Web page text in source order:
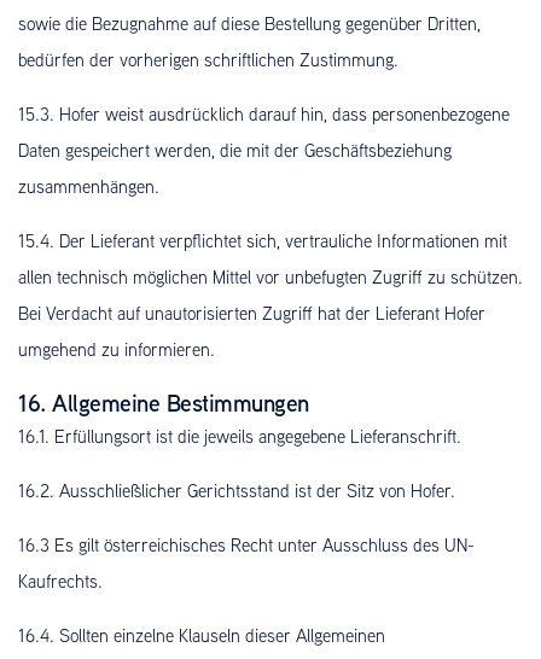
sowie die Bezugnahme auf diese Bestellung gegenüber Dritten,
bedürfen der vorherigen schriftlichen Zustimmung.
15.3. Hofer weist ausdrücklich darauf hin, dass personenbezogene
Daten gespeichert werden, die mit der Geschäftsbeziehung
zusammenhängen.
15.4. Der Lieferant verpflichtet sich, vertrauliche Informationen mit
allen technisch möglichen Mittel vor unbefugten Zugriff zu schützen.
Bei Verdacht auf unautorisierten Zugriff hat der Lieferant Hofer
umgehend zu informieren.
16. Allgemeine Bestimmungen
16.1. Erfüllungsort ist die jeweils angegebene Lieferanschrift.
16.2. Ausschließlicher Gerichtsstand ist der Sitz von Hofer.
16.3 Es gilt österreichisches Recht unter Ausschluss des UN-
Kaufrechts.
16.4. Sollten einzelne Klauseln dieser Allgemeinen